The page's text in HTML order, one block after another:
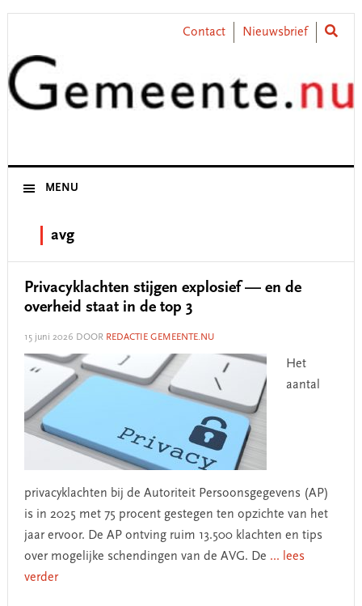
Skip
primary
navigation
Skip
content
Skip
primary
sidebar
Skip
footer
Contact Nieuwsbrief
MENU
avg
Privacyklachten stijgen explosief — en de
overheid staat in de top 3
15 juni 2026 DOOR REDACTIE GEMEENTE.NU
Het
aantal
privacyklachten bij de Autoriteit Persoonsgegevens (AP)
is in 2025 met 75 procent gestegen ten opzichte van het
jaar ervoor. De AP ontving ruim 13.500 klachten en tips
over mogelijke schendingen van de AVG. De ... lees
verder